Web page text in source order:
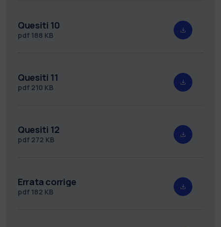
Quesiti 10
pdf 188 KB
Quesiti 11
pdf 210 KB
Quesiti 12
pdf 272 KB
Errata corrige
pdf 182 KB